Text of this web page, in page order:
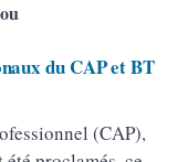
du CAP et BT
(CAP),